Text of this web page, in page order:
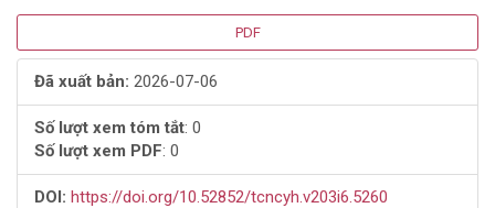
Thanh
bên
bài
viết
PDF
Đã xuất bản: 2026-07-06
Số lượt xem tóm tắt: 0
Số lượt xem PDF: 0
DOI: https://doi.org/10.52852/tcncyh.v203i6.5260